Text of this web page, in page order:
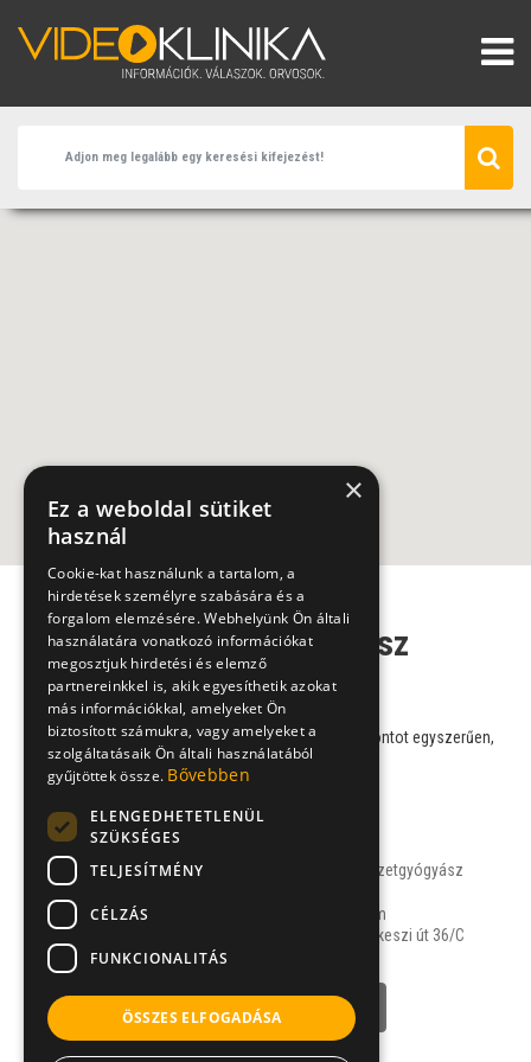
Természetgyógyász
szakorvosaink
Válasszon szakorvosaink közül, és foglaljon időpontot egyszerűen,
online!
belgyógyász, természetgyógyász
Egészség Centrum
1121 Budapest, Budakeszi út 36/C
NÉVJEGY
×
Ez a weboldal sütiket
használ
Cookie-kat használunk a tartalom, a
hirdetések személyre szabására és a
forgalom elemzésére. Webhelyünk Ön általi
használatára vonatkozó információkat
megosztjuk hirdetési és elemző
partnereinkkel is, akik egyesíthetik azokat
más információkkal, amelyeket Ön
biztosított számukra, vagy amelyeket a
szolgáltatásaik Ön általi használatából
gyűjtöttek össze. Bővebben
ELENGEDHETETLENÜL
SZÜKSÉGES
TELJESÍTMÉNY
CÉLZÁS
FUNKCIONALITÁS
ÖSSZES ELFOGADÁSA